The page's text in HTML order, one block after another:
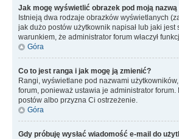
Jak mogę wyświetlić obrazek pod moją
Istnieją dwa rodzaje obrazków wyświetlanych
jak dużo postów użytkownik napisał lub jaki
warunkiem, że administrator forum właczył
Góra
Co to jest ranga i jak mogę ją zmienić?
Rangi, wyświetlane pod nazwami
forum, ponieważ ustawia je administrator
postów albo przyzna Ci ostrzeżenie.
Góra
Gdy próbuję wysłać wiadomość e-mail do